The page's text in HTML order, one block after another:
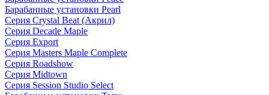
Барабанные установки Pearl
Серия Crystal Beat (Акрил)
Серия Decade Maple
Серия Export
Серия Masters Maple Complete
Серия Roadshow
Серия Midtown
Серия Session Studio Select